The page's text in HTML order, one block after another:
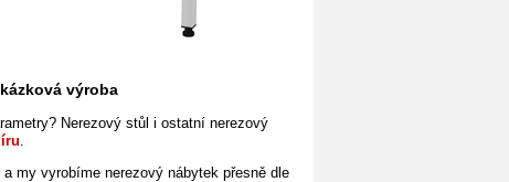
výroba
Nerezový stůl i ostatnínerezový
my vyrobíme nerezový nábytek přesnědle